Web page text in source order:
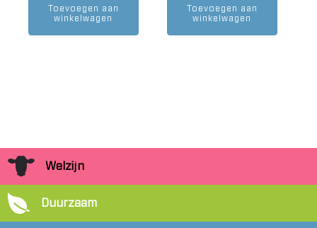
Toevoegen aan
winkelwagen
Toevoegen aan
winkelwagen
Welzijn
Duurzaam